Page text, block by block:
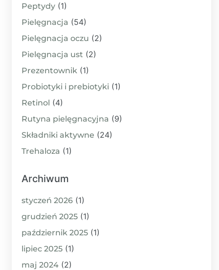
Peptydy (1)
Pielęgnacja (54)
Pielęgnacja oczu (2)
Pielęgnacja ust (2)
Prezentownik (1)
Probiotyki i prebiotyki (1)
Retinol (4)
Rutyna pielęgnacyjna (9)
Składniki aktywne (24)
Trehaloza (1)
Archiwum
styczeń 2026 (1)
grudzień 2025 (1)
październik 2025 (1)
lipiec 2025 (1)
maj 2024 (2)